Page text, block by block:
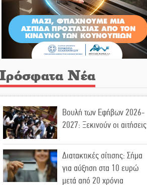
Νέα
Βουλή των Εφήβων 2026-
2027: Ξεκινούν οι αιτήσεις
Διατακτικές σίτισης: Σήμα
για αύξηση στα 10 ευρώ
μετά από 20 χρόνια